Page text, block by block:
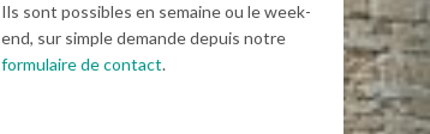
Ils sont possibles en semaine ou le week-
end, sur simple demande depuis notre
formulaire de contact.